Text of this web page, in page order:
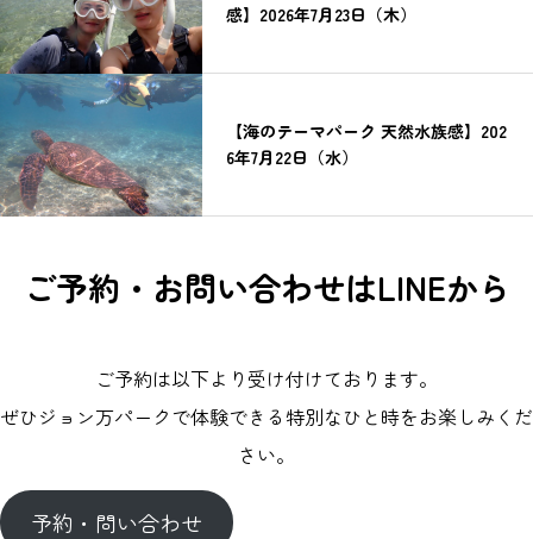
感】2026年7月23日（木）
【海のテーマパーク 天然水族感】202
6年7月22日（水）
ご予約・お問い合わせはLINEから
ご予約は以下より受け付けております。
ぜひジョン万パークで体験できる特別なひと時をお楽しみくだ
さい。
予約・問い合わせ